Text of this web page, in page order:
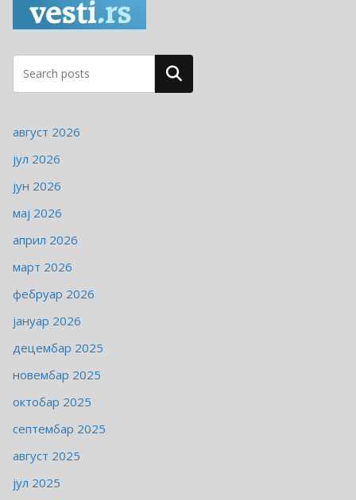
р
Pretraga
август 2026
јул 2026
јун 2026
мај 2026
април 2026
март 2026
фебруар 2026
јануар 2026
децембар 2025
новембар 2025
октобар 2025
септембар 2025
август 2025
јул 2025